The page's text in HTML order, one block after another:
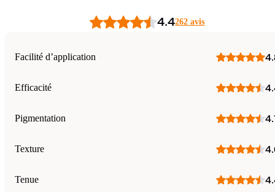
4.4262 avis
Facilité d’application
Efficacité
Pigmentation
Texture
Tenue